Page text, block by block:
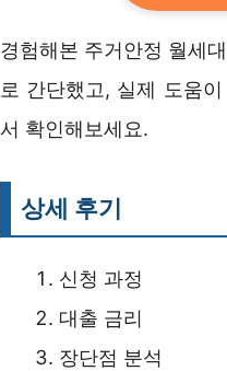
경험해본 주거안정 월세
로 간단했고, 실제 도움
서 확인해보세요.
상세 후기
신청 과정
대출 금리
장단점 분석